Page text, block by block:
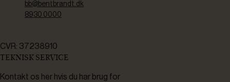
bb@bentbrandt.dk
8930 0000
CVR: 37238910
TEKNISK SERVICE
Kontakt os her hvis du har brug for